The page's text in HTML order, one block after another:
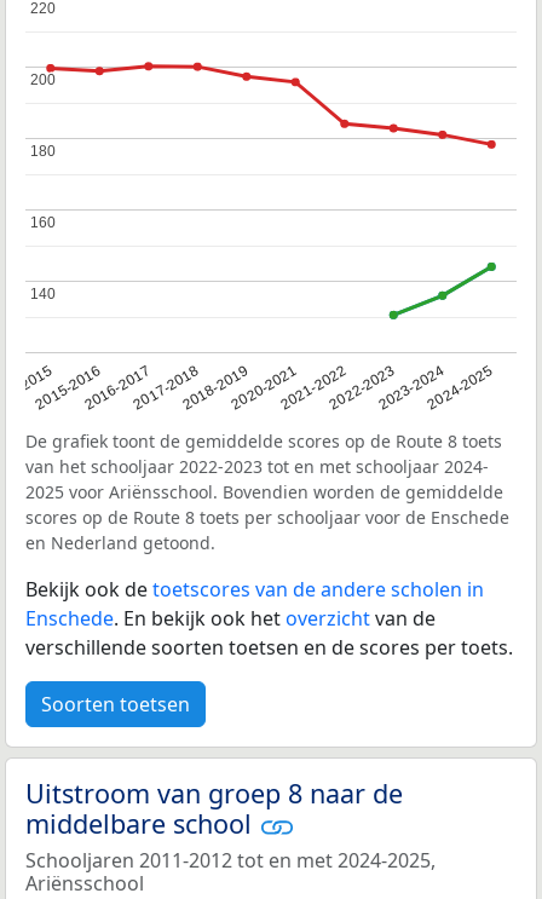
2015
2015-20162016-20172017-20182018-20192020-20212021-20222022-20232023-20242024-2025
140
140
160
160
180
180
200
200
220
220
De grafiek toont de gemiddelde scores op de Route 8 toets
van het schooljaar 2022-2023 tot en met schooljaar 2024-
2025 voor Ariënsschool. Bovendien worden de gemiddelde
scores op de Route 8 toets per schooljaar voor de Enschede
en Nederland getoond.
Bekijk ook detoetscores van de andere scholen in
Enschede. En bekijk ook hetoverzichtvan de
verschillende soorten toetsen en de scores per toets.
Soorten toetsen
Uitstroom van groep 8 naar de
middelbare school
Schooljaren 2011-2012 tot en met 2024-2025,
Ariënsschool